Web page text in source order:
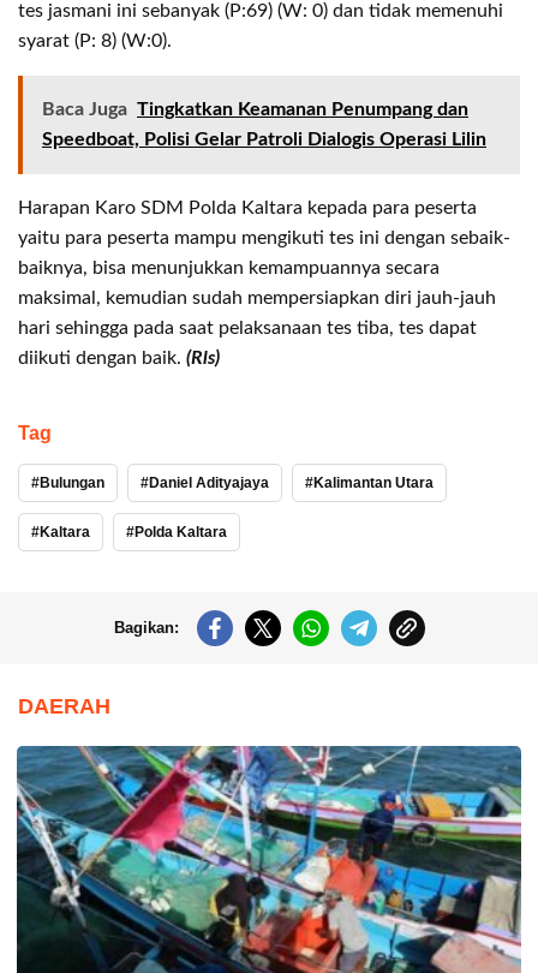
tes jasmani ini sebanyak (P:69) (W: 0) dan tidak memenuhi
syarat (P: 8) (W:0).
Baca Juga Tingkatkan Keamanan Penumpang dan
Speedboat, Polisi Gelar Patroli Dialogis Operasi Lilin
Harapan Karo SDM Polda Kaltara kepada para peserta
yaitu para peserta mampu mengikuti tes ini dengan sebaik-
baiknya, bisa menunjukkan kemampuannya secara
maksimal, kemudian sudah mempersiapkan diri jauh-jauh
hari sehingga pada saat pelaksanaan tes tiba, tes dapat
diikuti dengan baik. (Rls)
Tag
Bulungan Daniel Adityajaya Kalimantan Utara
Kaltara Polda Kaltara
Bagikan:
DAERAH